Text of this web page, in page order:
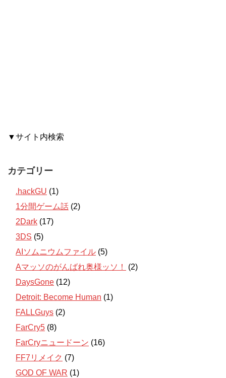
▼サイト内検索
カテゴリー
.hackGU (1)
1分間ゲーム話 (2)
2Dark (17)
3DS (5)
AIソムニウムファイル (5)
Aマッソのがんばれ奥様ッソ！
(2)
DaysGone (12)
Detroit: Become Human (1)
FALLGuys (2)
FarCry5 (8)
FarCryニュードーン (16)
FF7リメイク (7)
GOD OF WAR (1)